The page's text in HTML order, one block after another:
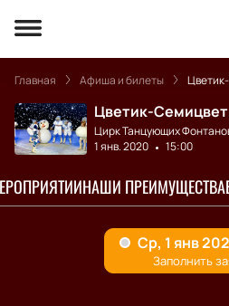
Главная Афиша и билеты
Цветик-
Цирк Танцующих
1 янв. 2020
15:00
НАШИ ПРЕИМУЩЕСТВА